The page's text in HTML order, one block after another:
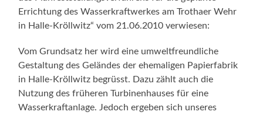
Errichtung des Wasserkraftwerkes am Trothaer Wehr
in Halle-Kröllwitz“ vom 21.06.2010 verwiesen:
Vom Grundsatz her wird eine umweltfreundliche
Gestaltung des Geländes der ehemaligen Papierfabrik
in Halle-Kröllwitz begrüsst. Dazu zählt auch die
Nutzung des früheren Turbinenhauses für eine
Wasserkraftanlage. Jedoch ergeben sich unseres